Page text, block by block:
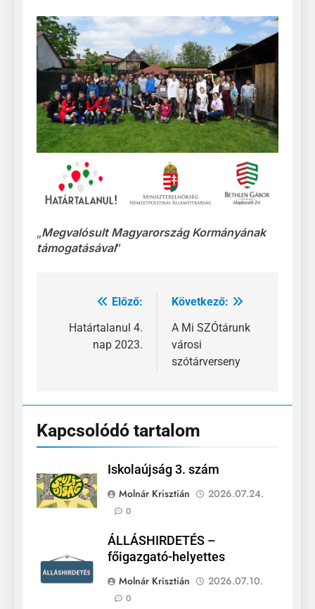
„Megvalósult Magyarország Kormányának
támogatásával”
Bejegyzés
navigáció
Előző:
Határtalanul 4.
nap 2023.
Következő:
A Mi SZÓtárunk
városi
szótárverseny
Kapcsolódó tartalom
Iskolaújság 3. szám
Molnár Krisztián
2026.07.24.
0
ÁLLÁSHIRDETÉS –
főigazgató-helyettes
Molnár Krisztián
2026.07.10.
0